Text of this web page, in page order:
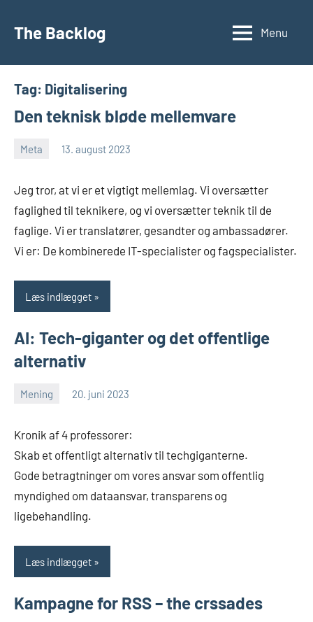
The Backlog Menu
Tag: Digitalisering
Den teknisk bløde mellemvare
Meta 13. august 2023
Johansen
Jeg tror, at vi er et vigtigt mellemlag. Vi oversætter
faglighed til teknikere, og vi oversætter teknik til de
faglige. Vi er translatører, gesandter og ambassadører.
Vi er: De kombinerede IT-specialister og fagspecialister.
Læs indlægget
AI: Tech-giganter og det offentlige
alternativ
Mening 20. juni 2023
Johansen
Kronik af 4 professorer:
Skab et offentligt alternativ til techgiganterne.
Gode betragtninger om vores ansvar som offentlig
myndighed om dataansvar, transparens og
ligebehandling.
Læs indlægget
Kampagne for RSS – the crssades